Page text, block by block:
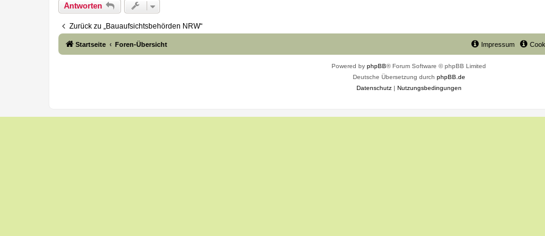
Antworten
Zurück zu „Bauaufsichtsbehörden NRW“
Startseite Foren-Übersicht Impressum
Powered by phpBB® Forum Software © phpBB Limited
Deutsche Übersetzung durch phpBB.de
Datenschutz| Nutzungsbedingungen